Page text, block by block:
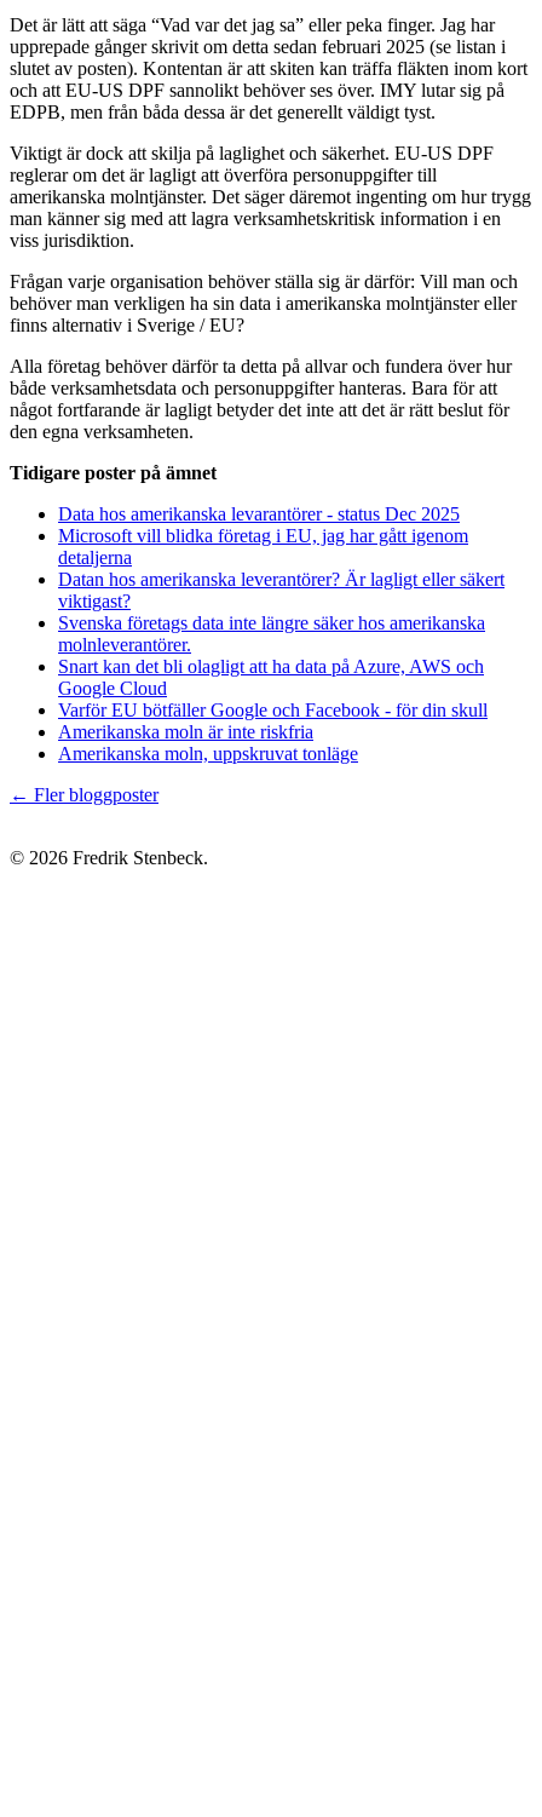
Det är lätt att säga “Vad var det jag sa” eller peka finger. Jag har
upprepade gånger skrivit om detta sedan februari 2025 (se listan i
slutet av posten). Kontentan är att skiten kan träffa fläkten inom kort
och att EU-US DPF sannolikt behöver ses över. IMY lutar sig på
EDPB, men från båda dessa är det generellt väldigt tyst.
Viktigt är dock att skilja på laglighet och säkerhet. EU-US DPF
reglerar om det är lagligt att överföra personuppgifter till
amerikanska molntjänster. Det säger däremot ingenting om hur trygg
man känner sig med att lagra verksamhetskritisk information i en
viss jurisdiktion.
Frågan varje organisation behöver ställa sig är därför: Vill man och
behöver man verkligen ha sin data i amerikanska molntjänster eller
finns alternativ i Sverige / EU?
Alla företag behöver därför ta detta på allvar och fundera över hur
både verksamhetsdata och personuppgifter hanteras. Bara för att
något fortfarande är lagligt betyder det inte att det är rätt beslut för
den egna verksamheten.
Tidigare poster på ämnet
Data hos amerikanska levarantörer - status Dec 2025
Microsoft vill blidka företag i EU, jag har gått igenom
detaljerna
Datan hos amerikanska leverantörer? Är lagligt eller säkert
viktigast?
Svenska företags data inte längre säker hos amerikanska
molnleverantörer.
Snart kan det bli olagligt att ha data på Azure, AWS och
Google Cloud
Varför EU bötfäller Google och Facebook - för din skull
Amerikanska moln är inte riskfria
Amerikanska moln, uppskruvat tonläge
← Fler bloggposter
© 2026 Fredrik Stenbeck.